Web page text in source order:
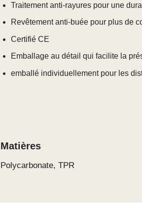
Traitement anti-rayures pour une
Revêtement anti-buée pour plus de
Certifié CE
Emballage au détail qui facilite la
emballé individuellement pour les
Matières
Polycarbonate, TPR